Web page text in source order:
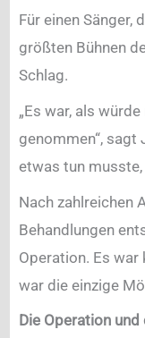
Für einen Sänger,
größten Bühnen
Schlag.
„Es war, als
genommen“, sagt
etwas tun
Nach zahlreichen
Behandlungen
Operation. Es war
war die einzige
Die Operation und